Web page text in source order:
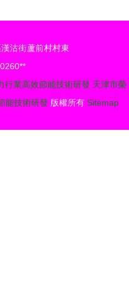
沽街蘆前村村東
行業高效節能技術研發 天津市榮
能技術研發 版權所有 Sitemap